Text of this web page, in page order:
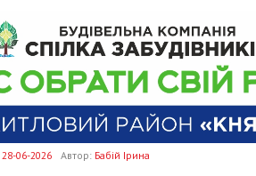
28-06-2026 Автор: Бабій Ірина